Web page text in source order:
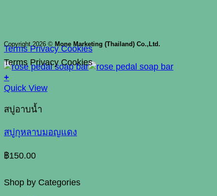
+
Quick View
สบู่อาบน้ำ
สบู่กุหลาบมอญแดง
฿150.00
Shop by Categories
Terms Privacy Cookies
Copyright 2026 © Mone Marketing (Thailand) Co.,Ltd.
Terms Privacy Cookies